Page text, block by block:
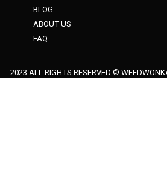
BLOG
ABOUT US
FAQ
2023 ALL RIGHTS RESERVED ©